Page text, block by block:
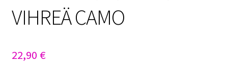
VIHREÄ CAMO
22,90 €